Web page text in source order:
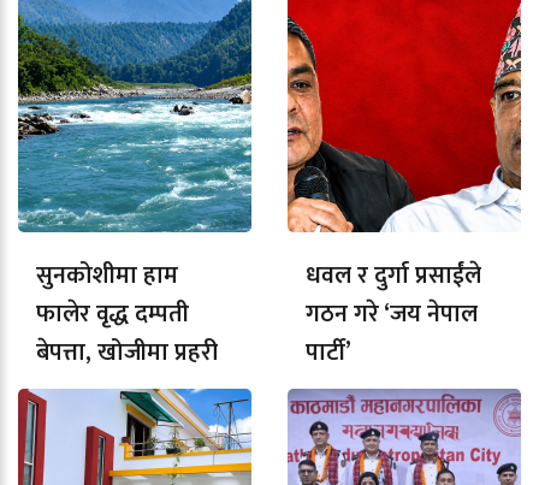
सुनकोशीमा हाम
फालेर वृद्ध दम्पती
बेपत्ता, खोजीमा प्रहरी
धवल र दुर्गा प्रसाईंले
गठन गरे ‘जय नेपाल
पार्टी’